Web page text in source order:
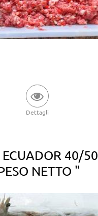
Dettagli
40/50
NETTO "